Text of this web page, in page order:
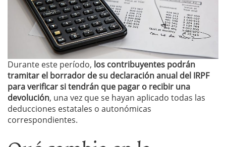
Durante este período, los contribuyentes podrán
tramitar el borrador de su declaración anual del IRPF
para verificar si tendrán que pagar o recibir una
devolución, una vez que se hayan aplicado todas las
deducciones estatales o autonómicas
correspondientes.